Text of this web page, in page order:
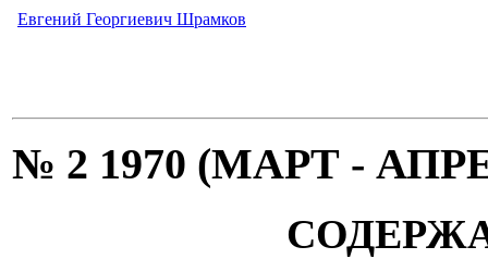
Евгений Георгиевич Шрамков
№ 2 1970 (МАРТ -